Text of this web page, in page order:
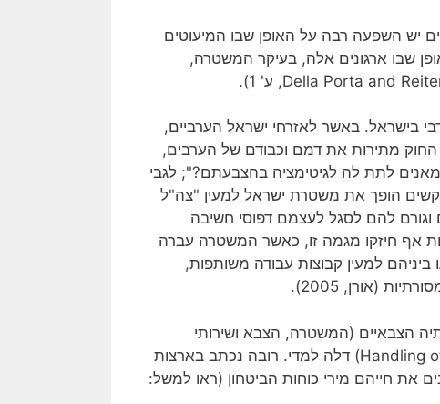
יש השפעה רבה על האופן שבו המיעוטים
שבו ארגונים אלה, בעיקר המשטרה,
מאירועי אוקטובר 2000 במגזר הערבי בישראל. באשר לאזרחי ישראל הערביים,
כי "כאשר רשויות החוק מתירות את דמם וכבודם של הערבים,
לתת לה לגיטימציה בהצבעתם?"; לגבי
הופך את משטרת ישראל למעין "צה"ל
להם לסגל לעצמם דפוסי חשיבה
אף חיזקו מגמה זו, כאשר המשטרה עברה
ביניהם למעין קבוצות עבודה משותפות,
(אורן, 2005).
הצבאיים (המשטרה, הצבא ושירותי
הביטחון שלה) עם הפרות סדר חמורות (Handling of protest events) דלה למדי. רובה נכתב בארצות
את חייהם מירי כוחות הביטחון (ראו למשל: